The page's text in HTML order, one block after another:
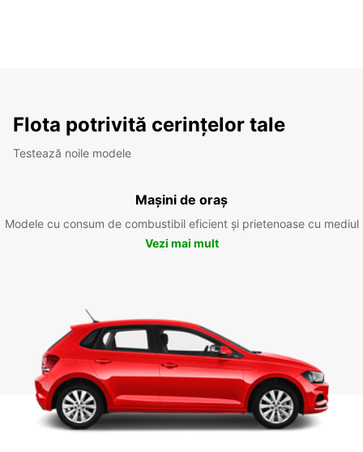
Flota potrivită cerințelor tale
Testează noile modele
Mașini de oraș
Modele cu consum de combustibil eficient și prietenoase cu mediul
Vezi mai mult